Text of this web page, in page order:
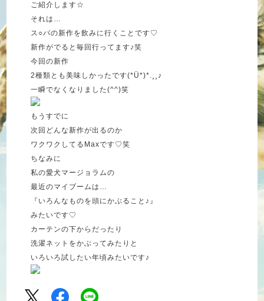
ご紹介します☆
それは…
ス○バの新作を飲みに行くことです♡
新作がでると毎回行ってます♪笑
今回の新作
2種類とも美味しかったです(*Ü*)*.¸¸♪
一瞬でなくなりました(^^)笑
もうすでに
次回どんな新作が出るのか
ワクワクしてるMaxです♡笑
ちなみに
私の愛犬マージョラムの
最近のマイブームは…
『いろんなものを頭にかぶること♪』
みたいです♡
カーテンの下からだったり
洗濯ネットをかぶってみたりと
いろいろ試したい年頃みたいです♪